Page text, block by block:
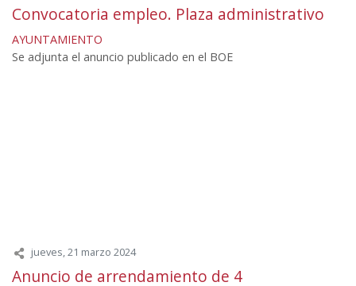
Convocatoria empleo. Plaza administrativo
AYUNTAMIENTO
Se adjunta el anuncio publicado en el BOE
jueves, 21 marzo 2024
Anuncio de arrendamiento de 4